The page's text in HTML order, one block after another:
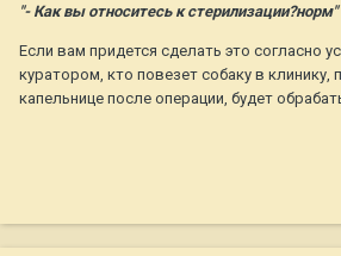
"- Как вы относитесь к стерилизации?норм"
Если вам придется сделать это согласно
куратором, кто повезет собаку в клинику,
капельнице после операции, будет